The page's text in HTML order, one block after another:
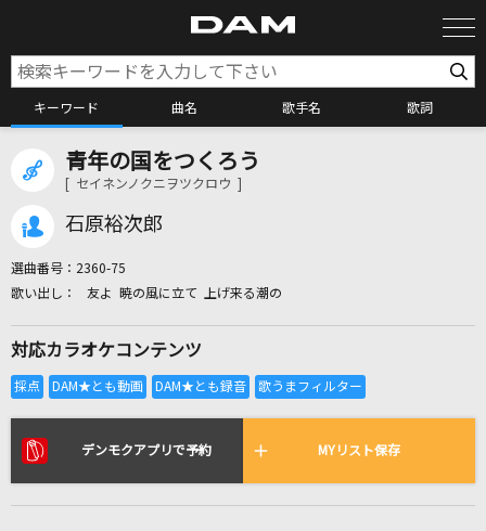
キーワード 曲名 歌手名 歌詞
カラオケ検索
全国りれき
リアルタイムで歌われている曲の一覧
青年の国をつくろう
[ セイネンノクニヲツクロウ ]
石原裕次郎
選曲番号： 2360-75
友よ 暁の風に立て 上げ来る潮の
対応カラオケコンテンツ
デンモクアプリで予約 MYリスト保存